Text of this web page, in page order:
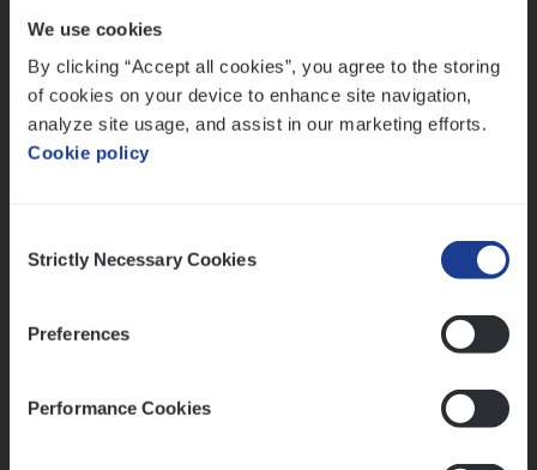
We use cookies
By clicking “Accept all cookies”, you agree to the storing
of cookies on your device to enhance site navigation,
analyze site usage, and assist in our marketing efforts.
Cookie policy
Selection
Strictly Necessary Cookies
Preferences
Performance Cookies
Mathias houdt van diepgaande dossiers én droge
humor
Thalia zoekt graag oplossingen, in games én op het
werk
Ons sollicitatieproces